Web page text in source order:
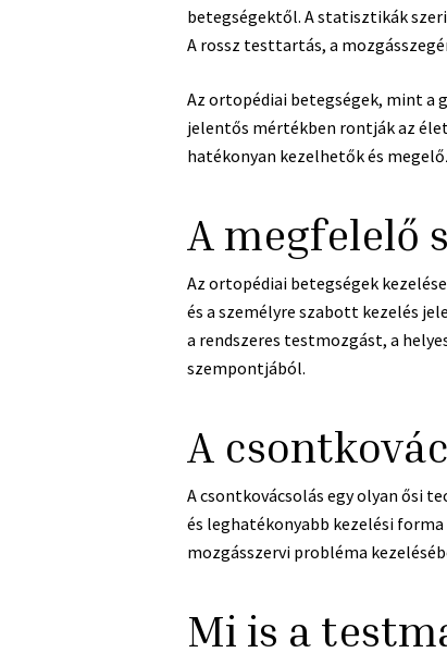
betegségektől. A statisztikák
A rossz testtartás, a
Az ortopédiai betegségek, mint a
jelentős mértékben rontják az
hatékonyan kezelhetők és
A megfelelő
Az ortopédiai betegségek
és a személyre szabott kezelés
a rendszeres testmozgást, a
szempontjából.
A
A csontkovácsolás egy olyan ősi
és leghatékonyabb kezelési
mozgásszervi probléma
Mi is a